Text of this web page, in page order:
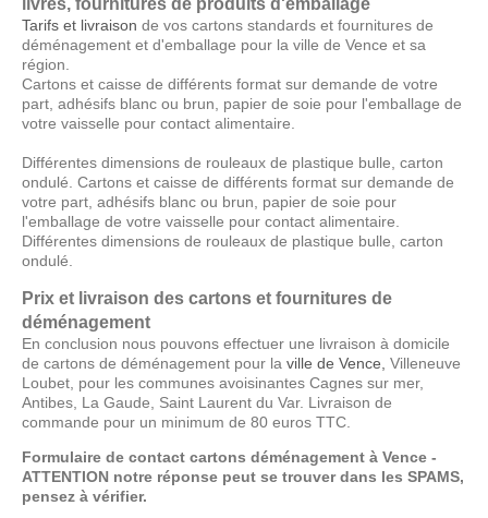
Tarifs et livraison de vos cartons standards et fournitures de
déménagement et d'emballage pour la ville de Vence et sa
région.
Cartons et caisse de différents format sur demande de votre
part, adhésifs blanc ou brun, papier de soie pour l'emballage de
votre vaisselle pour contact alimentaire.
Différentes dimensions de rouleaux de plastique bulle, carton
ondulé. Cartons et caisse de différents format sur demande de
votre part, adhésifs blanc ou brun, papier de soie pour
l'emballage de votre vaisselle pour contact alimentaire.
Différentes dimensions de rouleaux de plastique bulle, carton
ondulé.
Prix et livraison des cartons et fournitures de
déménagement
En conclusion nous pouvons effectuer une livraison à domicile
de cartons de déménagement pour la ville de Vence, Villeneuve
Loubet, pour les communes avoisinantes Cagnes sur mer,
Antibes, La Gaude, Saint Laurent du Var. Livraison de
commande pour un minimum de 80 euros TTC.
Formulaire de contact cartons déménagement à Vence -
ATTENTION notre réponse peut se trouver dans les SPAMS,
pensez à vérifier.